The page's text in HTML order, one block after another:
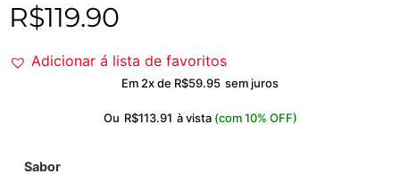
R$119.90
Adicionar á lista de favoritos
Em 2x de R$59.95 sem juros
Ou R$113.91 à vista (com 10% OFF)
Sabor